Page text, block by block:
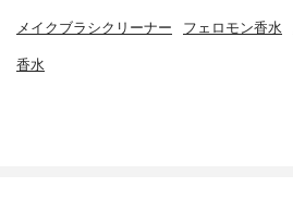
メイクブラシクリーナー フェロモン香水
香水